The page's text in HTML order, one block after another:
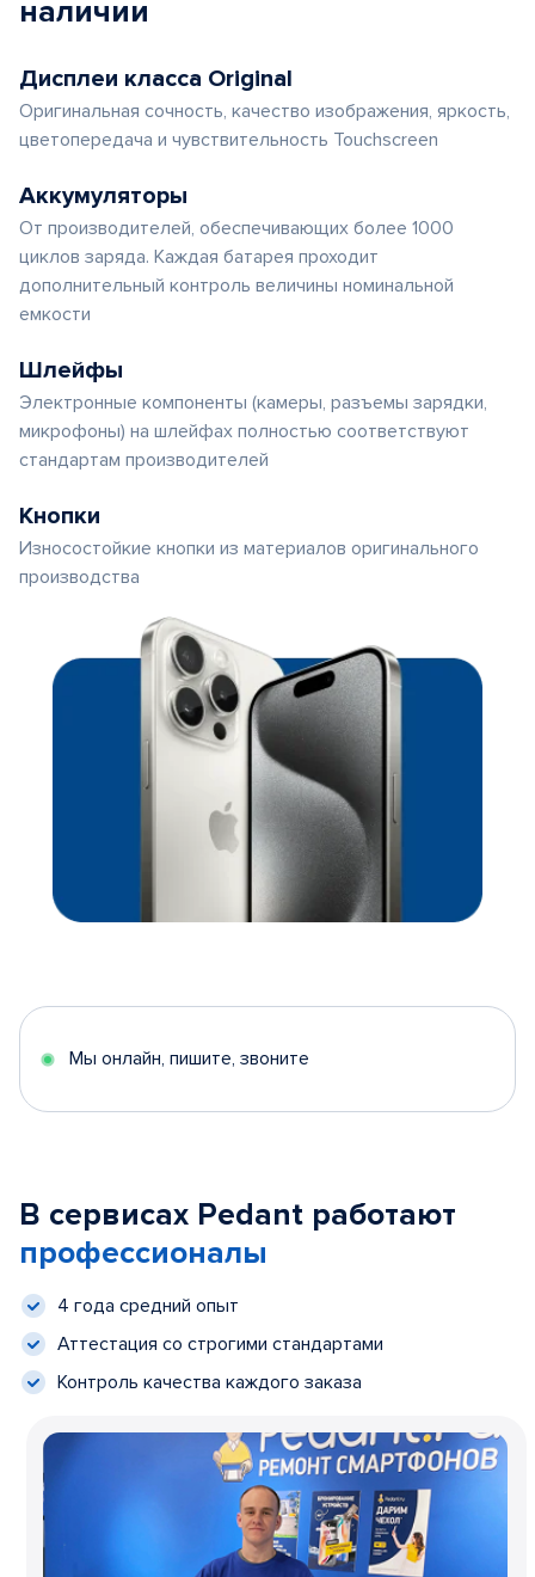
наличии
Дисплеи класса Original
Оригинальная сочность, качество изображения, яркость,
цветопередача и чувствительность Touchscreen
Аккумуляторы
От производителей, обеспечивающих более 1000
циклов заряда. Каждая батарея проходит
дополнительный контроль величины номинальной
емкости
Шлейфы
Электронные компоненты (камеры, разъемы зарядки,
микрофоны) на шлейфах полностью соответствуют
стандартам производителей
Кнопки
Износостойкие кнопки из материалов оригинального
производства
Мы онлайн, пишите, звоните
В сервисах Pedant работают
профессионалы
4 года средний опыт
Аттестация со строгими стандартами
Контроль качества каждого заказа